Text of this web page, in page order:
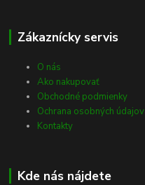
Zákaznícky servis
O nás
Ako nakupovať
Obchodné podmienky
Ochrana osobných údajov
Kontakty
Kde nás nájdete